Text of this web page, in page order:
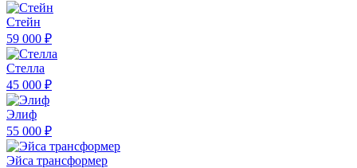
Стейн
59 000 ₽
Стелла
45 000 ₽
Элиф
55 000 ₽
Эйса трансформер